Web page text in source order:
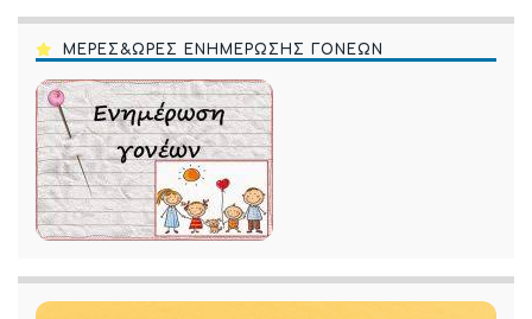
ΜΕΡΕΣ&ΩΡΕΣ ΕΝΗΜΕΡΩΣΗΣ ΓΟΝΕΩΝ